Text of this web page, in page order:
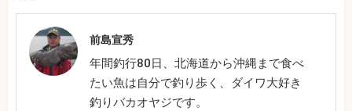
前島宣秀
年間釣行80日、北海道から沖縄まで食べ
たい魚は自分で釣り歩く、ダイワ大好き
釣りバカオヤジです。